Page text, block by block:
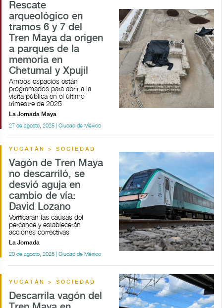
Rescate
arqueológico en
tramos 6 y 7 del
Tren Maya da origen
a parques de la
memoria en
Chetumal y Xpujil
Ambos espacios están
programados para abrir a la
visita pública en el último
trimestre de 2025
La Jornada Maya
27 de agosto, 2025 | Ciudad de México
YUCATÁN > SOCIEDAD
Vagón de Tren Maya
no descarriló, se
desvió aguja en
cambio de vía:
David Lozano
Verificarán las causas del
percance y establecerán
acciones correctivas
La Jornada
20 de agosto, 2025 | Ciudad de México
YUCATÁN > SOCIEDAD
Descarrila vagón del